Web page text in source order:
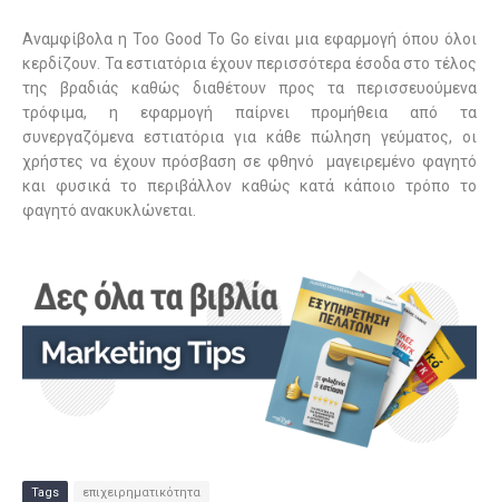
Αναμφίβολα η Too Good To Go είναι μια εφαρμογή όπου όλοι
κερδίζουν. Τα εστιατόρια έχουν περισσότερα έσοδα στο τέλος
της βραδιάς καθώς διαθέτουν προς τα περισσευούμενα
τρόφιμα, η εφαρμογή παίρνει προμήθεια από τα
συνεργαζόμενα εστιατόρια για κάθε πώληση γεύματος, οι
χρήστες να έχουν πρόσβαση σε φθηνό μαγειρεμένο φαγητό
και φυσικά το περιβάλλον καθώς κατά κάποιο τρόπο το
φαγητό ανακυκλώνεται.
Tags επιχειρηματικότητα